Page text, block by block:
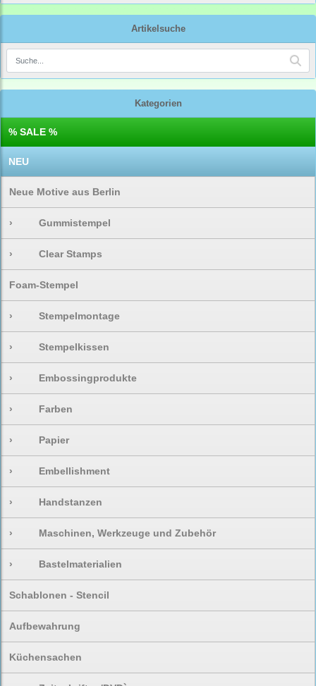
Artikelsuche
Kategorien
% SALE %
NEU
Neue Motive aus Berlin
› Gummistempel
› Clear Stamps
Foam-Stempel
› Stempelmontage
› Stempelkissen
› Embossingprodukte
› Farben
› Papier
› Embellishment
› Handstanzen
› Maschinen, Werkzeuge und Zubehör
› Bastelmaterialien
Schablonen - Stencil
Aufbewahrung
Küchensachen